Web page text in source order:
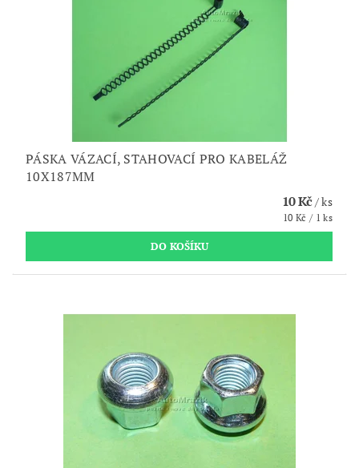
PÁSKA VÁZACÍ, STAHOVACÍ PRO KABELÁŽ
10X187MM
10 Kč/ ks
10 Kč / 1 ks